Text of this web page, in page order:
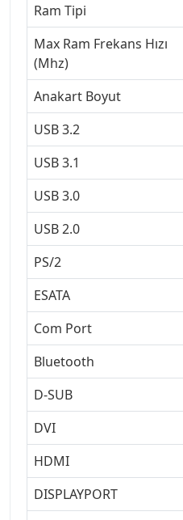
Ram Tipi
Max Ram Frekans Hızı
(Mhz)
Anakart Boyut
USB 3.2
USB 3.1
USB 3.0
USB 2.0
PS/2
ESATA
Com Port
Bluetooth
D-SUB
DVI
HDMI
DISPLAYPORT